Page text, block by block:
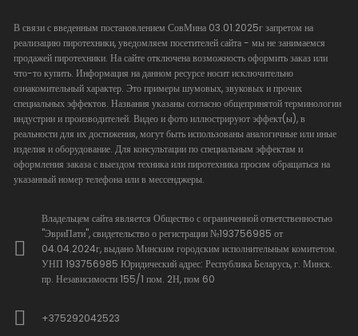
В связи с введенным постановлением СовМина 03.01.2025г запретом на
реализацию пиротехники, уведомляем посетителей сайта - мы не занимаемся
продажей пиротехники. На сайте отключена возможность оформить заказ или
что-то купить. Информация на данном ресурсе носит исключительно
ознакомительный характер. Это примеры шумовых, звуковых и прочих
специальных эффектов. Названия указаны согласно общепринятой терминологии
индустрии и производителей. Видео и фото иллюстрируют эффект(ы), в
реальности для их достижения, могут быть использованы аналогичные или иные
изделия и оборудование. Для консультации по специальным эффектам и
оформления заказа с выездом техника или пиротехника просим обращаться на
указанный номер телефона или в мессенджеры.
Владельцем сайта является Общество с ограниченной ответственностью
"ЭвриПати", свидетельство о регистрации №193756985 от
04.04.2024г, выдано Минским городским исполнительным комитетом.
УНП 193756985 Юридический адрес: Республика Беларусь, г. Минск.
пр. Независимости 155/1 пом. 2Н, пом 60
+375292042523